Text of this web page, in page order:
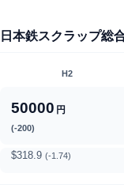
日本鉄スクラップ総
H2
50000 円
(-200)
$318.9 (-1.74)